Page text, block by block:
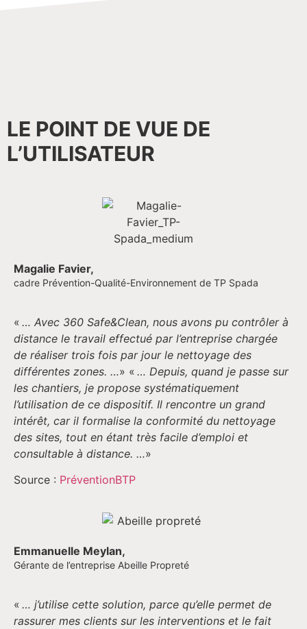
LE POINT DE VUE DE
L’UTILISATEUR
Magalie Favier,
cadre Prévention-Qualité-Environnement de TP Spada
« … Avec 360 Safe&Clean, nous avons pu contrôler à
distance le travail effectué par l’entreprise chargée
de réaliser trois fois par jour le nettoyage des
différentes zones. …» « … Depuis, quand je passe sur
les chantiers, je propose systématiquement
l’utilisation de ce dispositif. Il rencontre un grand
intérêt, car il formalise la conformité du nettoyage
des sites, tout en étant très facile d’emploi et
consultable à distance. …»
Source : PréventionBTP
Emmanuelle Meylan,
Gérante de l’entreprise Abeille Propreté
« … j’utilise cette solution, parce qu’elle permet de
rassurer mes clients sur les interventions et le fait